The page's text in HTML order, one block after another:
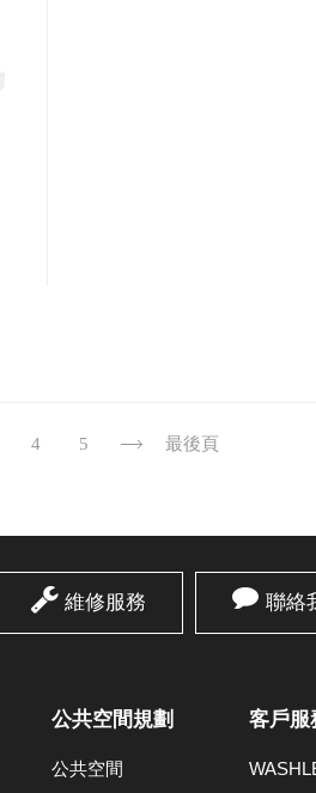
4 5 最後頁
維修服務 聯絡
公共空間規劃
公共空間
客戶服